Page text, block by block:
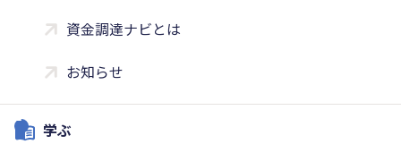
資金調達ナビとは
お知らせ
学ぶ